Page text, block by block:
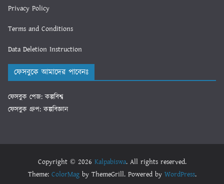
Privacy Policy
Terms and Conditions
Data Deletion Instruction
ফেসবুকে আমাদের পাবেনঃ
ফেসবুক পেজ: কল্পবিশ্ব
ফেসবুক গ্রুপ: কল্পবিজ্ঞান
Copyright © 2026 Kalpabiswa. All rights reserved.
Theme: ColorMagby ThemeGrill. Powered by WordPress.